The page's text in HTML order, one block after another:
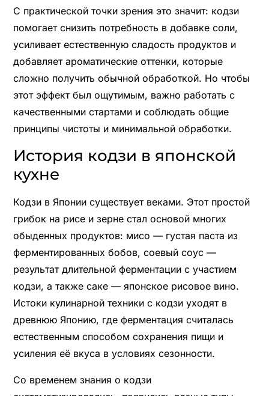
С практической точки зрения это значит: кодзи
помогает снизить потребность в добавке соли,
усиливает естественную сладость продуктов и
добавляет ароматические оттенки, которые
сложно получить обычной обработкой. Но чтобы
этот эффект был ощутимым, важно работать с
качественными стартами и соблюдать общие
принципы чистоты и минимальной обработки.
История кодзи в японской
кухне
Кодзи в Японии существует веками. Этот простой
грибок на рисе и зерне стал основой многих
обыденных продуктов: мисо — густая паста из
ферментированных бобов, соевый соус —
результат длительной ферментации с участием
кодзи, а также саке — японское рисовое вино.
Истоки кулинарной техники с кодзи уходят в
древнюю Японию, где ферментация считалась
естественным способом сохранения пищи и
усиления её вкуса в условиях сезонности.
Со временем знания о кодзи